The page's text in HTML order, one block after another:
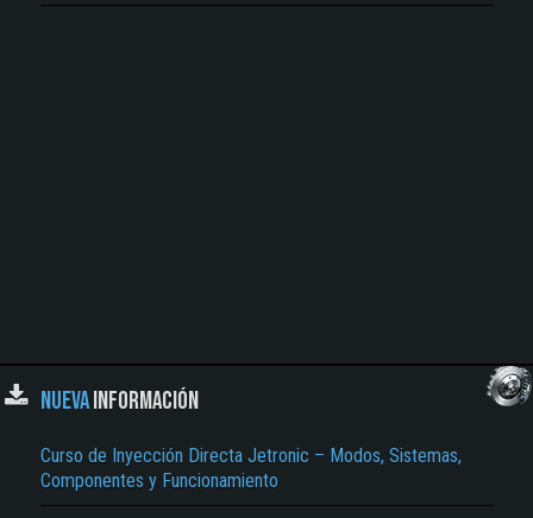
NUEVAINFORMACIÓN
Curso de Inyección Directa Jetronic – Modos, Sistemas,
Componentes y Funcionamiento